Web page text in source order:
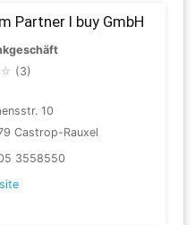
Partner I buy GmbH
☆ (3)
10
Castrop-Rauxel
3558550